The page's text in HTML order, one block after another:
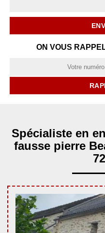
ON VOUS
Spécialiste en
fausse pierre